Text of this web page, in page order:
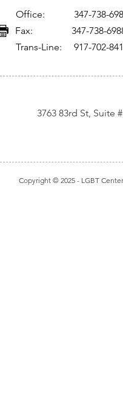
Office: 347-738-
Fax: 347-738-
Trans-Line: 917-702-
3763 83rd St, Suite
Copyright © 2025- LGBT